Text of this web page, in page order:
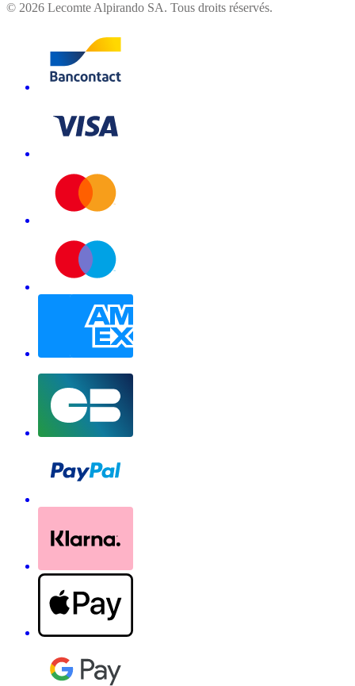
© 2026 Lecomte Alpirando SA. Tous droits réservés.